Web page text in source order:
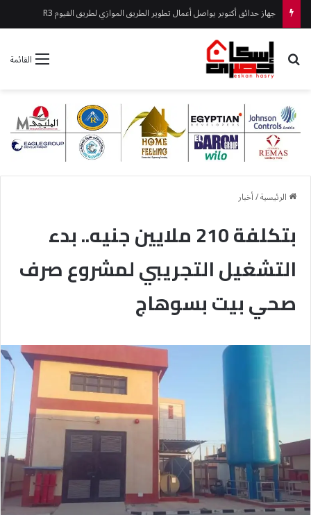
القائمة بحث عن
الرئيسية/أخبار
بتكلفة 210 ملايين جنيه.. بدء
التشغيل التجريبي لمشروع صرف
صحي بيت بسوهاج